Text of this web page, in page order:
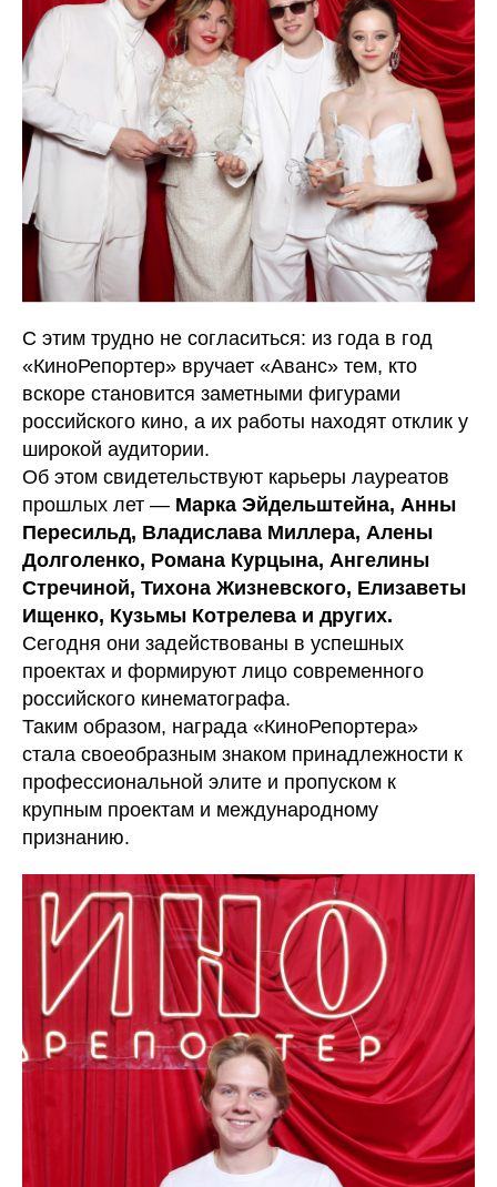
С этим трудно не согласиться: из года в год
«КиноРепортер» вручает «Аванс» тем, кто
вскоре становится заметными фигурами
российского кино, а их работы находят отклик у
широкой аудитории.
Об этом свидетельствуют карьеры лауреатов
прошлых лет — Марка Эйдельштейна, Анны
Пересильд, Владислава Миллера, Алены
Долголенко, Романа Курцына, Ангелины
Стречиной, Тихона Жизневского, Елизаветы
Ищенко, Кузьмы Котрелева и других.
Сегодня они задействованы в успешных
проектах и формируют лицо современного
российского кинематографа.
Таким образом, награда «КиноРепортера»
стала своеобразным знаком принадлежности к
профессиональной элите и пропуском к
крупным проектам и международному
признанию.